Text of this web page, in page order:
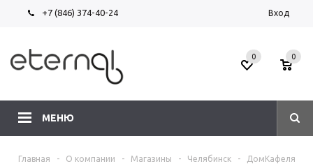
+7 (846) 374-40-24 Вход
МЕНЮ
0 0
Главная - О компании - Магазины - Челябинск - ДомКафеля